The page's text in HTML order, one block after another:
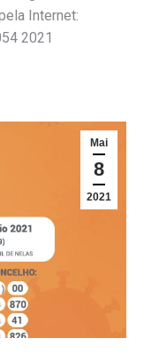
Internet:
2021
Mai
8
2021